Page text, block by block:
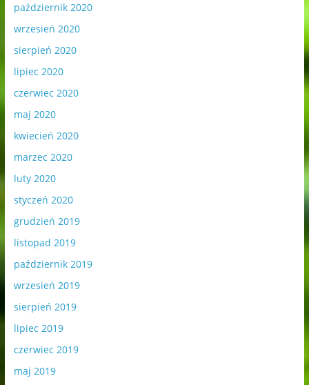
październik 2020
wrzesień 2020
sierpień 2020
lipiec 2020
czerwiec 2020
maj 2020
kwiecień 2020
marzec 2020
luty 2020
styczeń 2020
grudzień 2019
listopad 2019
październik 2019
wrzesień 2019
sierpień 2019
lipiec 2019
czerwiec 2019
maj 2019